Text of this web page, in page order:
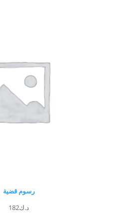
رسوم قضية
د.ك182